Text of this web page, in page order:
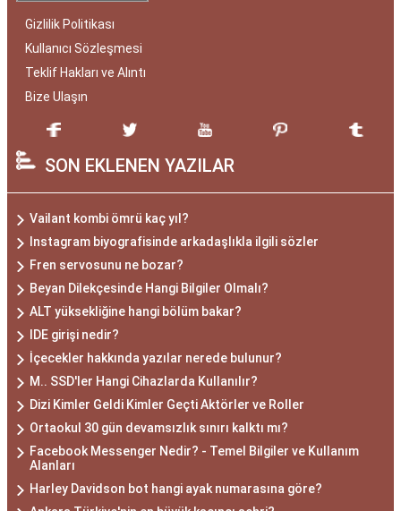
Gizlilik Politikası
Kullanıcı Sözleşmesi
Teklif Hakları ve Alıntı
Bize Ulaşın
SON EKLENEN YAZILAR
Vailant kombi ömrü kaç yıl?
Instagram biyografisinde arkadaşlıkla ilgili sözler
Fren servosunu ne bozar?
Beyan Dilekçesinde Hangi Bilgiler Olmalı?
ALT yüksekliğine hangi bölüm bakar?
IDE girişi nedir?
İçecekler hakkında yazılar nerede bulunur?
M.. SSD'ler Hangi Cihazlarda Kullanılır?
Dizi Kimler Geldi Kimler Geçti Aktörler ve Roller
Ortaokul 30 gün devamsızlık sınırı kalktı mı?
Facebook Messenger Nedir? - Temel Bilgiler ve Kullanım
Alanları
Harley Davidson bot hangi ayak numarasına göre?